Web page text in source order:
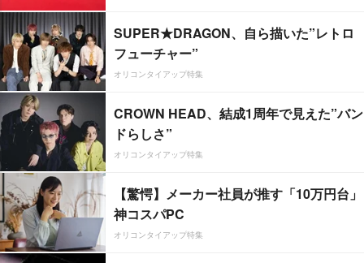
SUPER★DRAGON、自ら描いた”レトロ
フューチャー”
オリコンタイアップ特集
CROWN HEAD、結成1周年で見えた”バン
ドらしさ”
オリコンタイアップ特集
【驚愕】メーカー社員が推す「10万円台」
神コスパPC
オリコンタイアップ特集